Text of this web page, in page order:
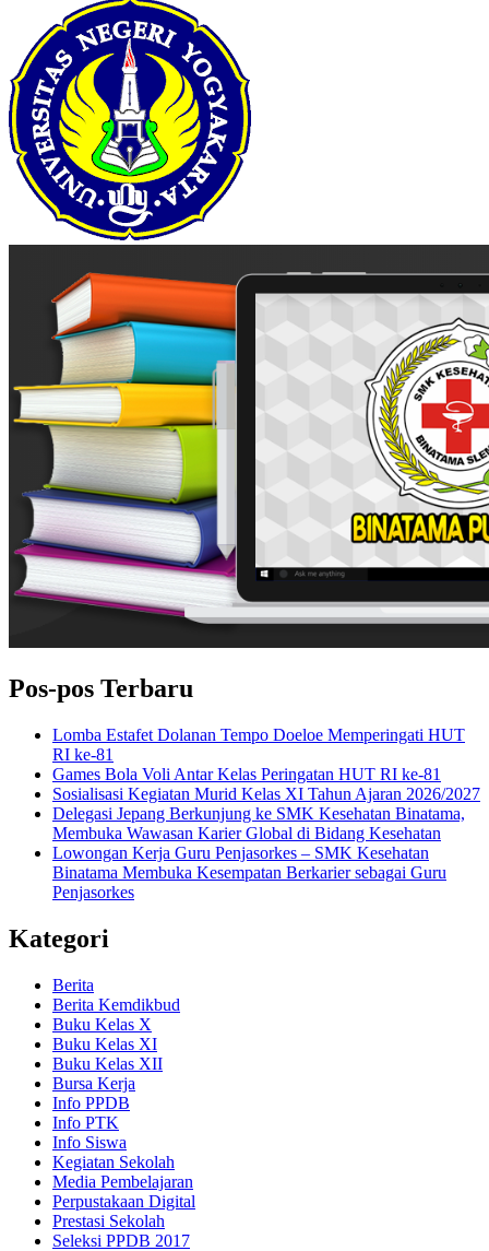
Pos-pos Terbaru
Lomba Estafet Dolanan Tempo Doeloe Memperingati HUT
RI ke-81
Games Bola Voli Antar Kelas Peringatan HUT RI ke-81
Sosialisasi Kegiatan Murid Kelas XI Tahun Ajaran 2026/2027
Delegasi Jepang Berkunjung ke SMK Kesehatan Binatama,
Membuka Wawasan Karier Global di Bidang Kesehatan
Lowongan Kerja Guru Penjasorkes – SMK Kesehatan
Binatama Membuka Kesempatan Berkarier sebagai Guru
Penjasorkes
Kategori
Berita
Berita Kemdikbud
Buku Kelas X
Buku Kelas XI
Buku Kelas XII
Bursa Kerja
Info PPDB
Info PTK
Info Siswa
Kegiatan Sekolah
Media Pembelajaran
Perpustakaan Digital
Prestasi Sekolah
Seleksi PPDB 2017